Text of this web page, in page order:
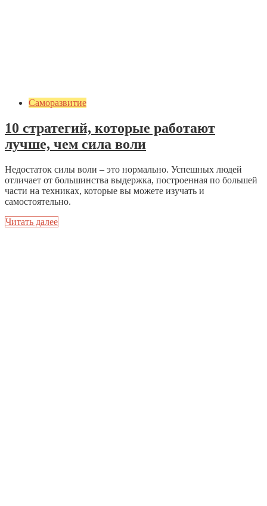
Саморазвитие
10 стратегий, которые работают
лучше, чем сила воли
Недостаток силы воли – это нормально. Успешных людей
отличает от большинства выдержка, построенная по большей
части на техниках, которые вы можете изучать и
самостоятельно.
Читать далее